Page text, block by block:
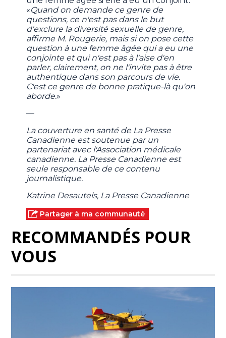
«Quand on demande ce genre de
questions, ce n'est pas dans le but
d'exclure la diversité sexuelle de genre,
affirme M. Rougerie, mais si on pose cette
question à une femme âgée qui a eu une
conjointe et qui n'est pas à l'aise d'en
parler, clairement, on ne l'invite pas à être
authentique dans son parcours de vie.
C'est ce genre de bonne pratique-là qu'on
aborde.»
—
La couverture en santé de La Presse
Canadienne est soutenue par un
partenariat avec l'Association médicale
canadienne. La Presse Canadienne est
seule responsable de ce contenu
journalistique.
Katrine Desautels, La Presse Canadienne
Partager à ma communauté
RECOMMANDÉS POUR
VOUS